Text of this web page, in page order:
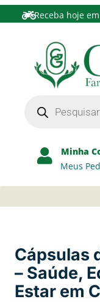
Receba hoje
Minha
Meus
Cápsulas
– Saúde,
Estar em